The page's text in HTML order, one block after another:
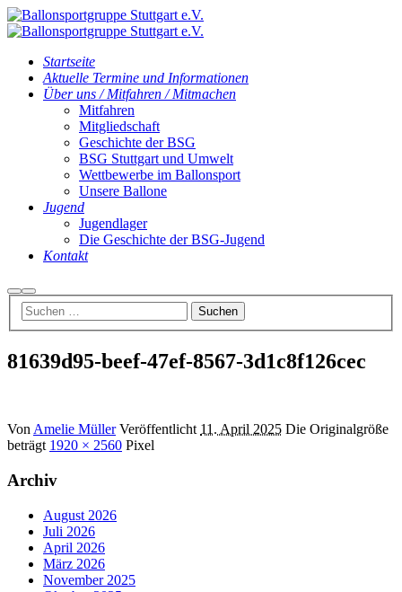
Startseite
Aktuelle Termine und Informationen
Über uns / Mitfahren / Mitmachen
Mitfahren
Mitgliedschaft
Geschichte der BSG
BSG Stuttgart und Umwelt
Wettbewerbe im Ballonsport
Unsere Ballone
Jugend
Jugendlager
Die Geschichte der BSG-Jugend
Kontakt
Suchen
Hauptmenü
81639d95-beef-47ef-8567-3d1c8f126cec
VonAmelie Müller Veröffentlicht 11. April 2025 Die Originalgröße
beträgt 1920 × 2560 Pixel
Archiv
August 2026
Juli 2026
April 2026
März 2026
November 2025